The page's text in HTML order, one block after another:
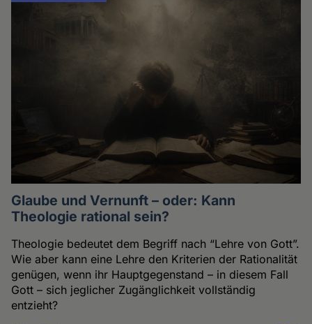
Glaube und Vernunft – oder: Kann
Theologie rational sein?
Theologie bedeutet dem Begriff nach “Lehre von Gott”.
Wie aber kann eine Lehre den Kriterien der Rationalität
genügen, wenn ihr Hauptgegenstand – in diesem Fall
Gott – sich jeglicher Zugänglichkeit vollständig
entzieht?